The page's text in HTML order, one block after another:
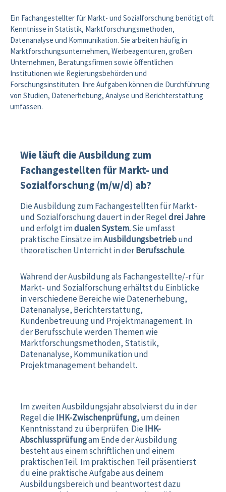
Ein Fachangestellter für Markt- und Sozialforschung benötigt oft
Kenntnisse in Statistik, Marktforschungsmethoden,
Datenanalyse und Kommunikation. Sie arbeiten häufig in
Marktforschungsunternehmen, Werbeagenturen, großen
Unternehmen, Beratungsfirmen sowie öffentlichen
Institutionen wie Regierungsbehörden und
Forschungsinstituten. Ihre Aufgaben können die Durchführung
von Studien, Datenerhebung, Analyse und Berichterstattung
umfassen.
Wie läuft die Ausbildung zum
Fachangestellten für Markt- und
Sozialforschung (m/w/d) ab?
Die Ausbildung zum Fachangestellten für Markt-
und Sozialforschung dauert in der Regeldrei Jahre
und erfolgt imdualen System.Sie umfasst
praktische Einsätze imAusbildungsbetriebund
theoretischen Unterricht in derBerufsschule.
Während der Ausbildung als Fachangestellte/-r für
Markt- und Sozialforschung erhältst du Einblicke
in verschiedene Bereiche wie Datenerhebung,
Datenanalyse, Berichterstattung,
Kundenbetreuung und Projektmanagement. In
der Berufsschule werden Themen wie
Marktforschungsmethoden, Statistik,
Datenanalyse, Kommunikation und
Projektmanagement behandelt.
Im zweiten Ausbildungsjahr absolvierst du in der
Regel die IHK-Zwischenprüfung,um deinen
Kenntnisstand zu überprüfen. Die IHK-
Abschlussprüfungam Ende der Ausbildung
besteht aus einem schriftlichen und einem
praktischenTeil. Im praktischen Teil präsentierst
du eine praktische Aufgabe aus deinem
Ausbildungsbereich und beantwortest dazu